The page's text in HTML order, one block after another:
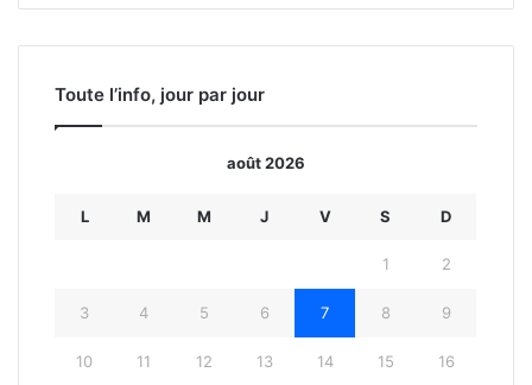
Toute l’info, jour par jour
août 2026
L M M J V S D
1 2
3 4 5 6 7 8 9
10 11 12 13 14 15 16